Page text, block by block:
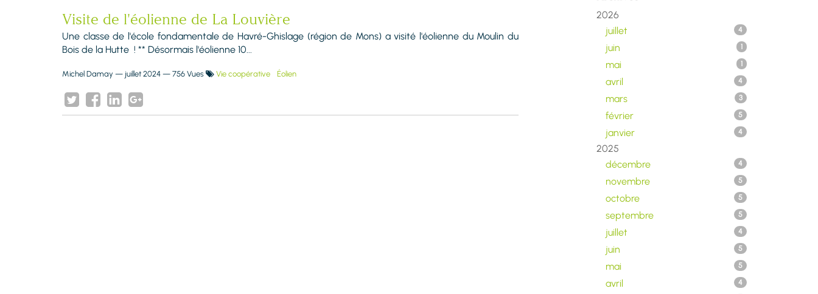
Visite de l'éolienne de La Louvière
Une classe de l'école fondamentale de Havré-Ghislage (région de Mons) a visité l'éolienne du Moulin du
Bois de la Hutte ! ** Désormais l'éolienne 10...
Michel Damay — juillet 2024 — 756 Vues Vie coopérative Éolien
2026
juillet
4
juin 1
mai 1
avril 4
mars 3
février 5
janvier 4
2025
décembre
4
novembre 5
octobre 5
septembre 5
juillet 4
juin 5
mai 5
avril 4